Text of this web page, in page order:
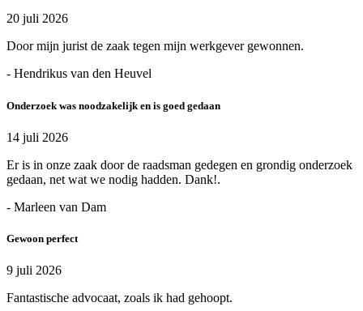
20 juli 2026
Door mijn jurist de zaak tegen mijn werkgever gewonnen.
- Hendrikus van den Heuvel
Onderzoek was noodzakelijk en is goed gedaan
14 juli 2026
Er is in onze zaak door de raadsman gedegen en grondig onderzoek
gedaan, net wat we nodig hadden. Dank!.
- Marleen van Dam
Gewoon perfect
9 juli 2026
Fantastische advocaat, zoals ik had gehoopt.